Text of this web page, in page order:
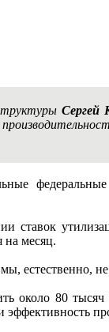
Сергей
ставок
на месяц.
естественно,
около 80
эффективность